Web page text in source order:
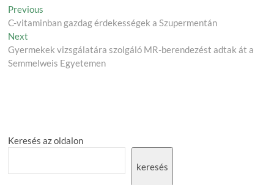
Post
navigation
Previous
post:
C-vitaminban gazdag érdekességek a Szupermentán
Next
post:
Gyermekek vizsgálatára szolgáló MR-berendezést adtak át a
Semmelweis Egyetemen
Keresés az oldalon
keresés